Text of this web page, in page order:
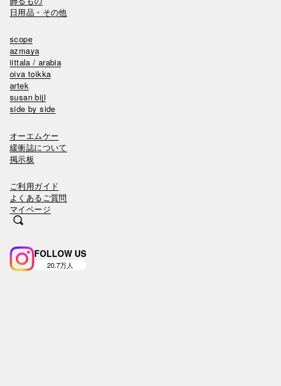
日用品・その他
scope
azmaya
iittala / arabia
oiva toikka
artek
susan bijl
side by side
オーエムケー
緩衝誌について
掲示板
ご利用ガイド
よくあるご質問
マイページ
FOLLOW US